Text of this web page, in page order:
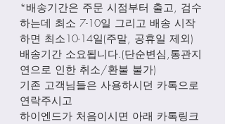
*배송기간은 주문 시점부터 출고, 검수
하는데 최소 7-10일 그리고 배송 시작
하면 최소10-14일(주말, 공휴일 제외)
배송기간 소요됩니다.(단순변심,통관지
연으로 인한 취소/환불 불가)
기존 고객님들은 사용하시던 카톡으로
연락주시고
하이엔드가 처음이시면 아래 카톡링크